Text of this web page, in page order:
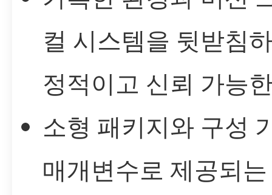
컬 시스템을 뒷받침
정적이고 신뢰 가능
소형 패키지와 구성
매개변수로 제공되